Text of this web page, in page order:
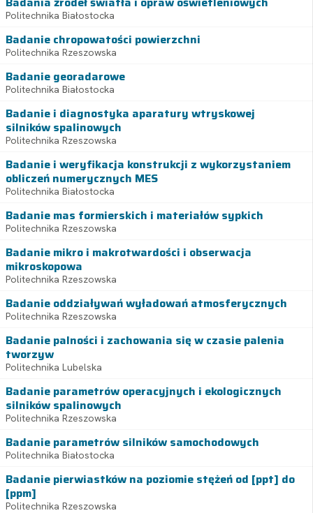
Politechnika Białostocka
Badanie chropowatości powierzchni
Politechnika Rzeszowska
Badanie georadarowe
Politechnika Białostocka
Badanie i diagnostyka aparatury wtryskowej
silników spalinowych
Politechnika Rzeszowska
Badanie i weryfikacja konstrukcji z wykorzystaniem
obliczeń numerycznych MES
Politechnika Białostocka
Badanie mas formierskich i materiałów sypkich
Politechnika Rzeszowska
Badanie mikro i makrotwardości i obserwacja
mikroskopowa
Politechnika Rzeszowska
Badanie oddziaływań wyładowań atmosferycznych
Politechnika Rzeszowska
Badanie palności i zachowania się w czasie palenia
tworzyw
Politechnika Lubelska
Badanie parametrów operacyjnych i ekologicznych
silników spalinowych
Politechnika Rzeszowska
Badanie parametrów silników samochodowych
Politechnika Białostocka
Badanie pierwiastków na poziomie stężeń od [ppt] do
[ppm]
Politechnika Rzeszowska